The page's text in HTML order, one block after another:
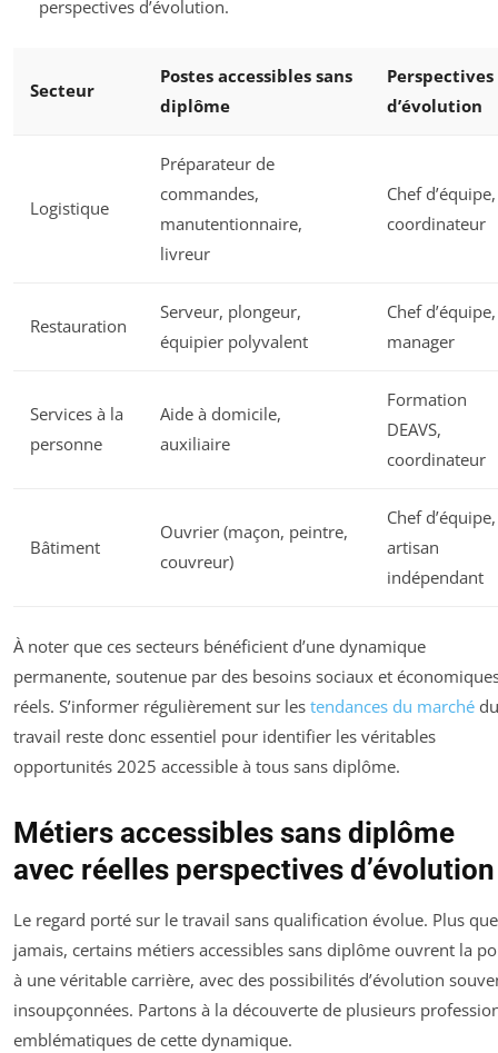
perspectives d’évolution.
Secteur
Postes accessibles sans
diplôme
Perspectives
d’évolution
Logistique
Préparateur de
commandes,
manutentionnaire,
livreur
Chef d’équipe,
coordinateur
Restauration
Serveur, plongeur,
équipier polyvalent
Chef d’équipe,
manager
Services à la
personne
Aide à domicile,
auxiliaire
Formation
DEAVS,
coordinateur
Bâtiment
Ouvrier (maçon, peintre,
couvreur)
Chef d’équipe,
artisan
indépendant
À noter que ces secteurs bénéficient d’une dynamique
permanente, soutenue par des besoins sociaux et
réels. S’informer régulièrement sur les tendances du marché du
travail reste donc essentiel pour identifier les véritables
opportunités 2025 accessible à tous sans diplôme.
Métiers accessibles sans diplôme
avec réelles perspectives d’évolution
Le regard porté sur le travail sans qualification évolue. Plus que
jamais, certains métiers accessibles sans diplôme ouvrent la
à une véritable carrière, avec des possibilités d’évolution
insoupçonnées. Partons à la découverte de plusieurs
emblématiques de cette dynamique.